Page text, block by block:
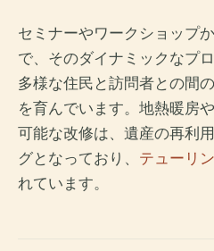
セミナーやワークショップ
で、そのダイナミックなプ
多様な住民と訪問者との間
を育んでいます。地熱暖房
可能な改修は、遺産の再利
グとなっており、 テューリ
れています。